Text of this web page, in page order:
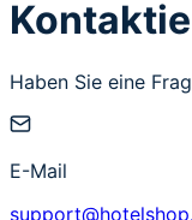
Haben Sie eine
E-Mail